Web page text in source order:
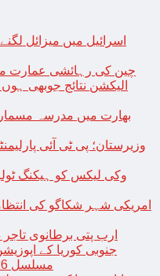
چین کی رہائشی عمارت میں
الیکشن نتائج جوبھی
وزیرستان؛ پی ٹی آئی
وکی لیکس کو ہیکنگ
امریکی شہر شکاگو کی
ارب پتی برطانوی تاجر
جنوبی کوریا کے
مسلسل 126 گھنٹوں تک گانے والی خاتون